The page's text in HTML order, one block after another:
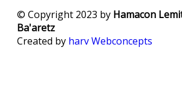
© Copyright 2023 by Hamacon
Ba'aretz
Created by harvWebconcepts